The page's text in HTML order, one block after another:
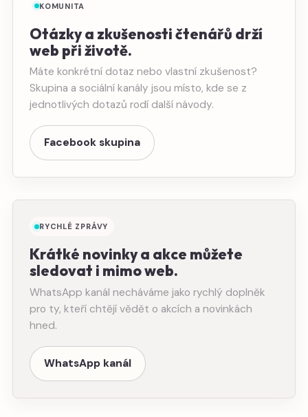
KOMUNITA
Otázky a zkušenosti čtenářů drží
web při životě.
Máte konkrétní dotaz nebo vlastní zkušenost?
Skupina a sociální kanály jsou místo, kde se z
jednotlivých dotazů rodí další návody.
Facebook skupina
RYCHLÉ ZPRÁVY
Krátké novinky a akce můžete
sledovat i mimo web.
WhatsApp kanál necháváme jako rychlý doplněk
pro ty, kteří chtějí vědět o akcích a novinkách
hned.
WhatsApp kanál